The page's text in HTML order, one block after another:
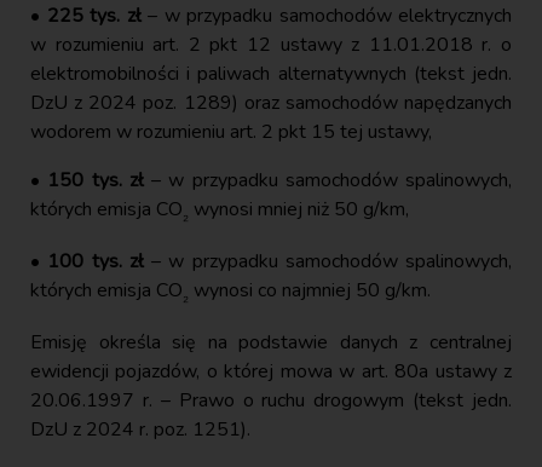
• 225 tys. zł– w przypadku samochodów elektrycznych
w rozumieniu art. 2 pkt 12 ustawy z 11.01.2018 r. o
elektromobilności i paliwach alternatywnych (tekst jedn.
DzU z 2024 poz. 1289) oraz samochodów napędzanych
wodorem w rozumieniu art. 2 pkt 15 tej ustawy,
• 150 tys. zł– w przypadku samochodów spalinowych,
których emisja CO₂ wynosi mniej niż 50 g/km,
• 100 tys. zł – w przypadku samochodów spalinowych,
których emisja CO₂ wynosi co najmniej 50 g/km.
Emisję określa się na podstawie danych z centralnej
ewidencji pojazdów, o której mowa w art. 80a ustawy z
20.06.1997 r. – Prawo o ruchu drogowym (tekst jedn.
DzU z 2024 r. poz. 1251).